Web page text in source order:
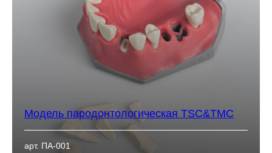
Модель пародонтологическая TSC&TMC
арт. ПА-001